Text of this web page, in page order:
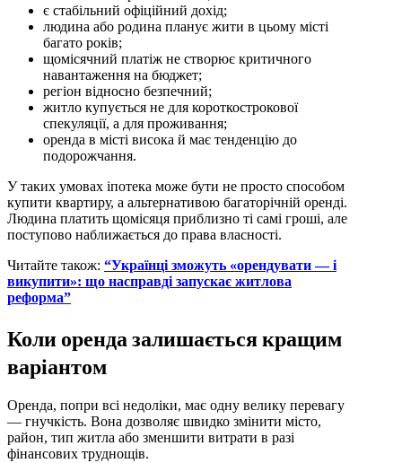
є стабільний офіційний дохід;
людина або родина планує жити в цьому місті
багато років;
щомісячний платіж не створює критичного
навантаження на бюджет;
регіон відносно безпечний;
житло купується не для короткострокової
спекуляції, а для проживання;
оренда в місті висока й має тенденцію до
подорожчання.
У таких умовах іпотека може бути не просто способом
купити квартиру, а альтернативою багаторічній оренді.
Людина платить щомісяця приблизно ті самі гроші, але
поступово наближається до права власності.
Читайте також: “Українці зможуть «орендувати — і
викупити»: що насправді запускає житлова
реформа”
Коли оренда залишається кращим
варіантом
Оренда, попри всі недоліки, має одну велику перевагу
— гнучкість. Вона дозволяє швидко змінити місто,
район, тип житла або зменшити витрати в разі
фінансових труднощів.